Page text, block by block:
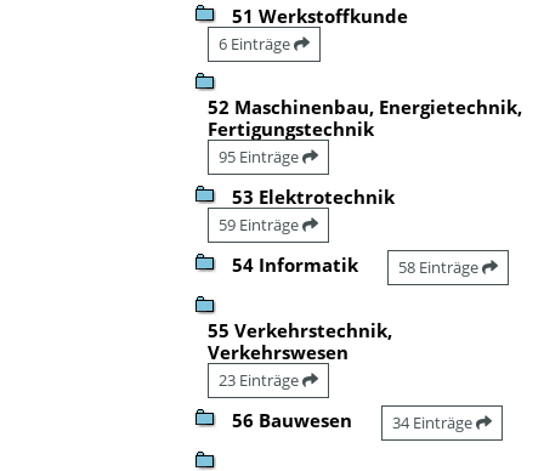
51 Werkstoffkunde
6 Einträge
52 Maschinenbau, Energietechnik,
Fertigungstechnik
95 Einträge
53 Elektrotechnik
59 Einträge
54 Informatik 58 Einträge
55 Verkehrstechnik,
Verkehrswesen
23 Einträge
56 Bauwesen 34 Einträge